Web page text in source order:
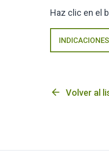
Haz clic en el
arrow_back Volver al